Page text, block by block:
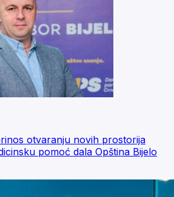
otvaranju novih prostorija
pomoć dala Opština Bijelo